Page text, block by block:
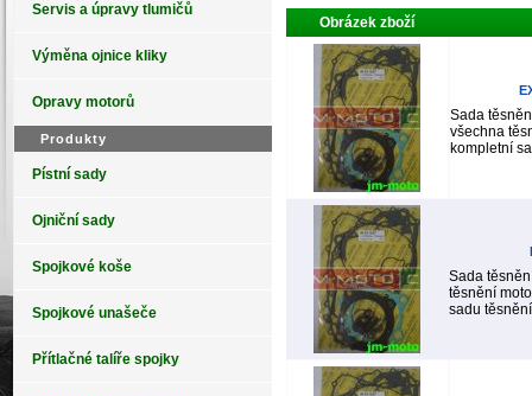
Servis a úpravy tlumičů
Výměna ojnice kliky
Opravy motorů
Produkty
Pístní sady
Ojniční sady
Spojkové koše
Spojkové unašeče
Přítlačné talíře spojky
Obrázek zboží
Sada
všechna
kompletní
Sada
těsnění
sadu